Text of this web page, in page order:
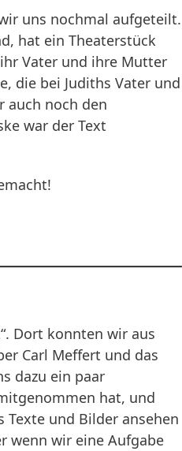
uns nochmal aufgeteilt.
hat ein Theaterstück
Vater und ihre Mutter
die bei Judiths Vater und
auch noch den
war der Text
Dort konnten wir aus
Carl Meffert und das
dazu ein paar
hat, und
und Bilder ansehen
wenn wir eine Aufgabe